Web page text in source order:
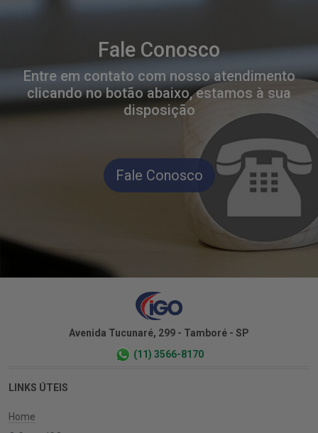
Fale Conosco
Entre em contato com nosso atendimento
clicando no botão abaixo, estamos à sua
disposição
Fale Conosco
Avenida Tucunaré, 299 - Tamboré - SP
(11) 3566-8170
LINKS ÚTEIS
Home